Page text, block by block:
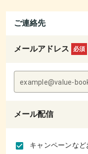
ご連絡先
メールアドレス 必須
example@value-
メール配信
キャンペーンな